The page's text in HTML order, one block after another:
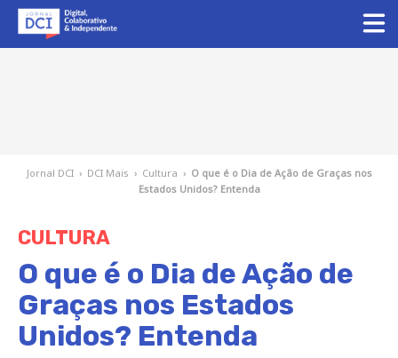
Jornal DCI › DCI Mais › Cultura › O que é o Dia de Ação de Graças nos
Estados Unidos? Entenda
CULTURA
O que é o Dia de Ação de
Graças nos Estados
Unidos? Entenda